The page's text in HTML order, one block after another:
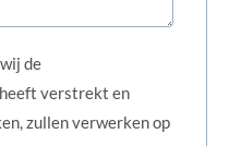
de
heeft verstrekt en
zullen verwerken op